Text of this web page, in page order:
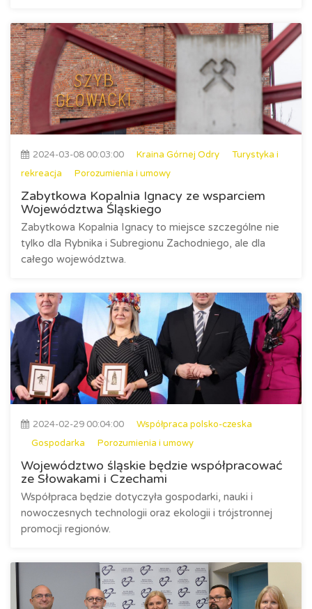
2024-03-08 00:03:00 Kraina Górnej Odry
Turystyka i
rekreacja
Porozumienia i umowy
Zabytkowa Kopalnia Ignacy ze wsparciem
Województwa Śląskiego
Zabytkowa Kopalnia Ignacy to miejsce szczególne nie
tylko dla Rybnika i Subregionu Zachodniego, ale dla
całego województwa.
2024-02-29 00:04:00
Współpraca polsko-czeska
Gospodarka
Porozumienia i umowy
Województwo śląskie będzie współpracować
ze Słowakami i Czechami
Współpraca będzie dotyczyła gospodarki, nauki i
nowoczesnych technologii oraz ekologii i trójstronnej
promocji regionów.